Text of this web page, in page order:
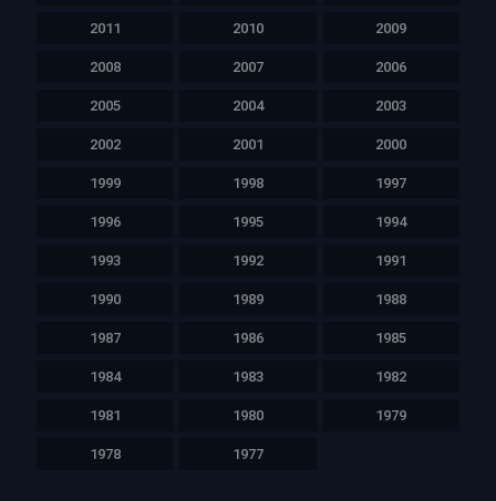
2011 2010 2009
2008 2007 2006
2005 2004 2003
2002 2001 2000
1999 1998 1997
1996 1995 1994
1993 1992 1991
1990 1989 1988
1987 1986 1985
1984 1983 1982
1981 1980 1979
1978 1977